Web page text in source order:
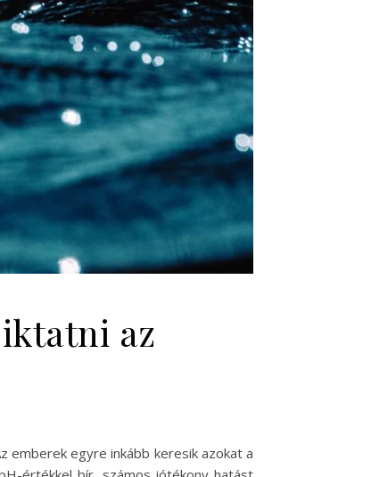
az
emberek egyre inkább keresik azokat a